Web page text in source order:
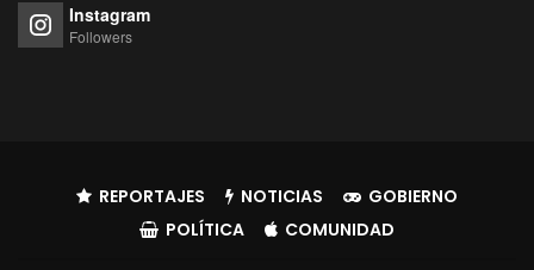
Instagram
Followers
REPORTAJES NOTICIAS
GOBIERNO
POLÍTICA
COMUNIDAD